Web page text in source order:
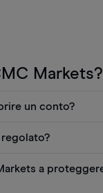
Markets?
un conto?
come grafici,
sui titolifederale
a